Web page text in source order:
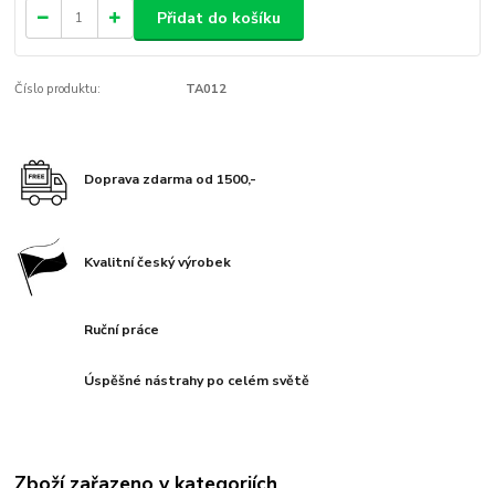
Přidat do košíku
Číslo produktu: TA012
Doprava zdarma od 1500,-
Kvalitní český výrobek
Ruční práce
Úspěšné nástrahy po celém světě